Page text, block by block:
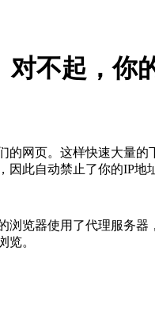
对不起，你
的网页。这样快速大量
因此自动禁止了你的IP
浏览器使用了代理服务
览。